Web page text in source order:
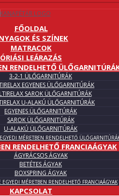
FŐOLDAL
ÉS SZÍNEK
MATRACOK
ÓRIÁSI LEÁRAZÁS
RENDELHETŐ
3-2-1 ÜLŐGARNITÚRÁK
EGYENES ÜLŐGARNITÚRÁK
SAROK ÜLŐGARNITÚRÁK
U-ALAKÚ ÜLŐGARNITÚRÁK
EGYENES ÜLŐGARNITÚRÁK
SAROK ÜLŐGARNITÚRÁK
U-ALAKÚ ÜLŐGARNITÚRÁK
MÉRETBEN RENDELHETŐ
RENDELHETŐ FRANCIAÁGYAK
ÁGYRÁCSOS ÁGYAK
BETÉTES ÁGYAK
BOXSPRING ÁGYAK
EGYEDI MÉRETBEN RENDELHETŐ FRANCIAÁGYAK
KAPCSOLAT